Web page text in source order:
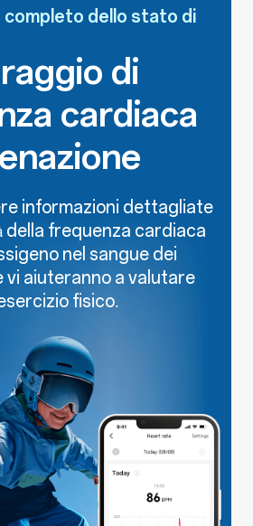
dello stato di
di
cardiaca
informazioni dettagliate
della frequenza cardiaca
nel sangue dei
vi aiuteranno a valutare
fisico.